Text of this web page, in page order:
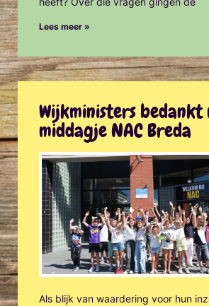
Lees meer »
Wijkministers bedankt
middagje NAC Breda
Als blijk van waardering voor hun